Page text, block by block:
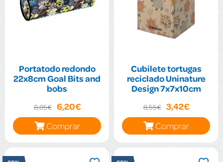
Portatodo redondo
22x8cm Goal Bits and
bobs
8,85€
6,20€
Comprar
Cubilete tortugas
reciclado Uninature
Design 7x7x10cm
8,55€
3,42€
Comprar